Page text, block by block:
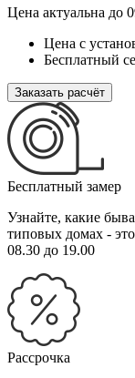
Цена актуальна до
Цена с
Бесплатный
Заказать расчёт
Бесплатный замер
Узнайте, какие
типовых домах -
08.30 до 19.00
Рассрочка